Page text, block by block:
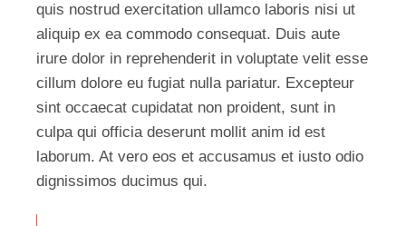
quis nostrud exercitation ullamco laboris nisi ut
aliquip ex ea commodo consequat. Duis aute
irure dolor in reprehenderit in voluptate velit esse
cillum dolore eu fugiat nulla pariatur. Excepteur
sint occaecat cupidatat non proident, sunt in
culpa qui officia deserunt mollit anim id est
laborum. At vero eos et accusamus et iusto odio
dignissimos ducimus qui.